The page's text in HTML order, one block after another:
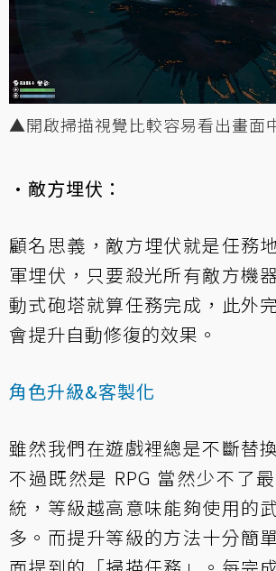
▲開啟掃描視覺比較容易看出畫面
·敵方埋伏：
顧名思義，敵方埋伏就是任務
軍埋伏，只要殺光所有敵方機
動式砲塔就算任務完成，此外
會提升自動修復的效果。
角色升級&客製化
雖然我們在遊戲裡總是不斷替
不過既然是 RPG 當然少不了
統，等級越高意味能夠使用的
多。而提升等級的方法十分簡